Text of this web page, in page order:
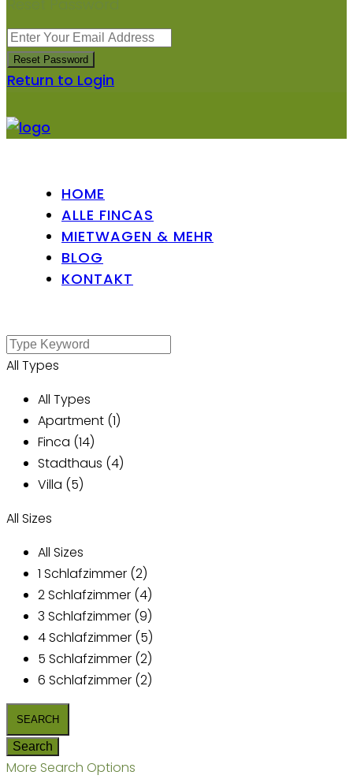
Reset Password
Reset Password
Return to Login
HOME
ALLE FINCAS
MIETWAGEN & MEHR
BLOG
KONTAKT
All Types
All Types
Apartment (1)
Finca (14)
Stadthaus (4)
Villa (5)
All Sizes
All Sizes
1 Schlafzimmer (2)
2 Schlafzimmer (4)
3 Schlafzimmer (9)
4 Schlafzimmer (5)
5 Schlafzimmer (2)
6 Schlafzimmer (2)
More Search Options